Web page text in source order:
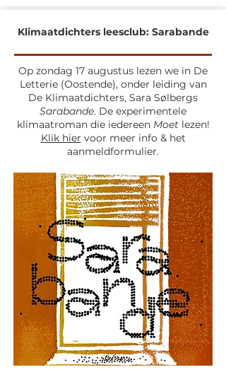
Klimaatdichters leesclub: Sarabande
Op zondag 17 augustus lezen we in De
Letterie (Oostende), onder leiding van
De Klimaatdichters, Sara Sølbergs
Sarabande. De experimentele
klimaatroman die iedereen Moetlezen!
Klik hier voor meer info & het
aanmeldformulier.